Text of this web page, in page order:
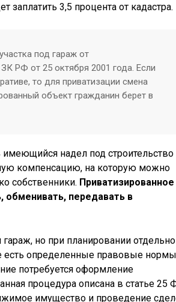
заплатить 3,5 процента от кадастра.
под гараж от
ЗК РФ от 25 октября 2001 года. Если
то для приватизации смена
объект гражданин берет в
надел под строительство
компенсацию, на которую можно
собственники. Приватизированное
обменивать, передавать в
но при планировании отдельно
есть определенные правовые
потребуется оформление
процедура описана в статье 25
имущество и проведение